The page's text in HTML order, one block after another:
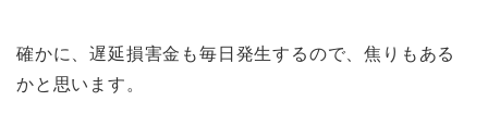
確かに、遅延損害金も毎日発生するので、焦りもある
かと思います。